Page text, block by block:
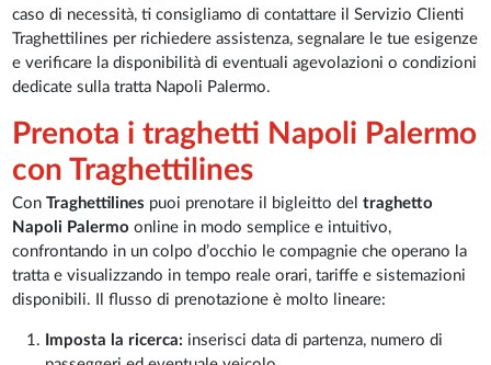
caso di necessità, ti consigliamo di contattare il Servizio Clienti
Traghettilines per richiedere assistenza, segnalare le tue esigenze
e verificare la disponibilità di eventuali agevolazioni o condizioni
dedicate sulla tratta Napoli Palermo.
Prenota i traghetti Napoli Palermo
con Traghettilines
ConTraghettilines puoi prenotare il bigleitto deltraghetto
Napoli Palermo online in modo semplice e intuitivo,
confrontando in un colpo d’occhio le compagnie che operano la
tratta e visualizzando in tempo reale orari, tariffe e sistemazioni
disponibili. Il flusso di prenotazione è molto lineare:
Imposta la ricerca: inserisci data di partenza, numero di